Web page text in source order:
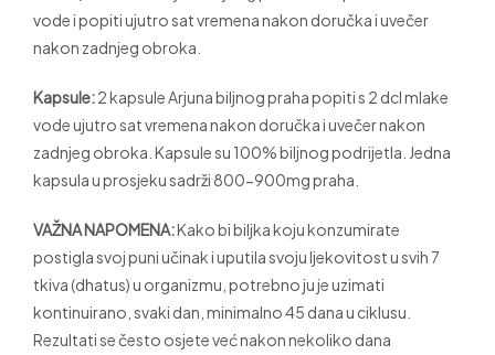
vode i popiti ujutro sat vremena nakon doručka i uvečer
nakon zadnjeg obroka.
Kapsule:2 kapsule Arjuna biljnog praha popiti s 2 dcl mlake
vode ujutro sat vremena nakon doručka i uvečer nakon
zadnjeg obroka. Kapsule su 100% biljnog podrijetla. Jedna
kapsula u prosjeku sadrži 800-900mg praha.
VAŽNA NAPOMENA:Kako bi biljka koju konzumirate
postigla svoj puni učinak i uputila svoju ljekovitost u svih 7
tkiva (dhatus) u organizmu, potrebno ju je uzimati
kontinuirano, svaki dan, minimalno 45 dana u ciklusu.
Rezultati se često osjete već nakon nekoliko dana